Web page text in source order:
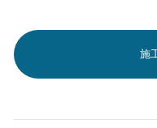
施